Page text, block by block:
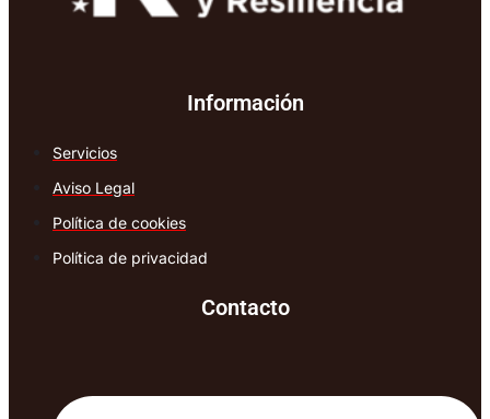
Información
Servicios
Aviso Legal
Política de cookies
Política de privacidad
Contacto